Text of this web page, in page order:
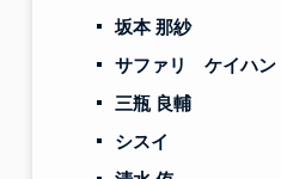
坂本 那紗
サファリ ケイハン
三瓶 良輔
シスイ